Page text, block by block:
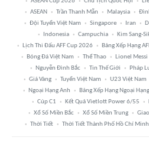
ASEAN
Trần Thanh Mẫn Malaysia
Đội Tuyển Việt Nam
Singapore Iran
Indonesia
Campuchia Kim Sang-
Lịch Thi Đấu AFF Cup 2026
Bảng Xếp Hạng
Bóng Đá Việt Nam
Thể Thao Lionel Messi
Nguyễn Đình Bắc
Tin Thế Giới Pháp
Giá Vàng
Tuyển Việt Nam U23 Việt Nam
Ngoại Hạng Anh
Bảng Xếp Hạng Ngoại
Cúp C1
Kết Quả Vietlott Power 6/55
Xổ Số Miền Bắc
Xổ Số Miền Trung
Thời Tiết
Thời Tiết Thành Phố Hồ Chí Minh